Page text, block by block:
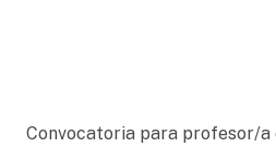
Convocatoria para profesor/a